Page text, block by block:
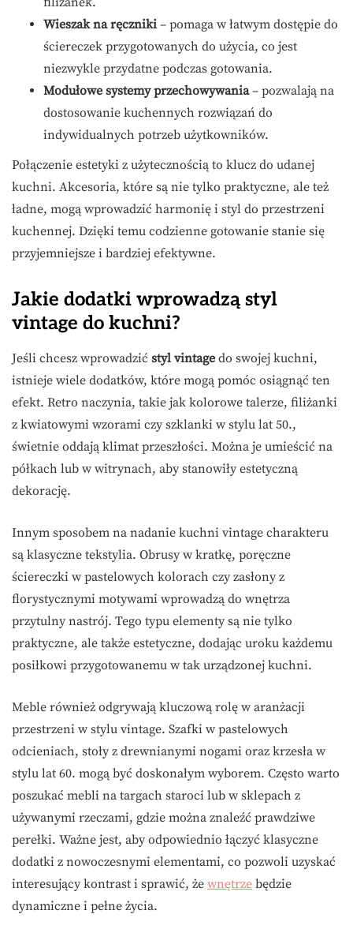
Wieszak na ręczniki – pomaga w łatwym dostępie do
ściereczek przygotowanych do użycia, co jest
niezwykle przydatne podczas gotowania.
Modułowe systemy przechowywania– pozwalają na
dostosowanie kuchennych rozwiązań do
indywidualnych potrzeb użytkowników.
Połączenie estetyki z użytecznością to klucz do udanej
kuchni. Akcesoria, które są nie tylko praktyczne, ale też
ładne, mogą wprowadzić harmonię i styl do przestrzeni
kuchennej. Dzięki temu codzienne gotowanie stanie się
przyjemniejsze i bardziej efektywne.
Jakie dodatki wprowadzą styl
vintage do kuchni?
Jeśli chcesz wprowadzić styl vintage do swojej kuchni,
istnieje wiele dodatków, które mogą pomóc osiągnąć ten
efekt. Retro naczynia, takie jak kolorowe talerze, filiżanki
z kwiatowymi wzorami czy szklanki w stylu lat 50.,
świetnie oddają klimat przeszłości. Można je umieścić na
półkach lub w witrynach, aby stanowiły estetyczną
dekorację.
Innym sposobem na nadanie kuchni vintage charakteru
są klasyczne tekstylia. Obrusy w kratkę, poręczne
ściereczki w pastelowych kolorach czy zasłony z
florystycznymi motywami wprowadzą do wnętrza
przytulny nastrój. Tego typu elementy są nie tylko
praktyczne, ale także estetyczne, dodając uroku każdemu
posiłkowi przygotowanemu w tak urządzonej kuchni.
Meble również odgrywają kluczową rolę w aranżacji
przestrzeni w stylu vintage. Szafki w pastelowych
odcieniach, stoły z drewnianymi nogami oraz krzesła w
stylu lat 60. mogą być doskonałym wyborem. Często warto
poszukać mebli na targach staroci lub w sklepach z
używanymi rzeczami, gdzie można znaleźć prawdziwe
perełki. Ważne jest, aby odpowiednio łączyć klasyczne
dodatki z nowoczesnymi elementami, co pozwoli uzyskać
interesujący kontrast i sprawić, że wnętrze będzie
dynamiczne i pełne życia.